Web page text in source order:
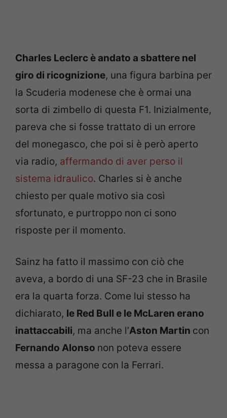
Charles Leclerc è andato a sbattere nel
giro di ricognizione, una figura barbina per
la Scuderia modenese che è ormai una
sorta di zimbello di questa F1. Inizialmente,
pareva che si fosse trattato di un errore
del monegasco, che poi si è però aperto
via radio, affermando di aver perso il
sistema idraulico. Charles si è anche
chiesto per quale motivo sia così
sfortunato, e purtroppo non ci sono
risposte per il momento.
Sainz ha fatto il massimo con ciò che
aveva, a bordo di una SF-23 che in Brasile
era la quarta forza. Come lui stesso ha
dichiarato, le Red Bull e le McLaren erano
inattaccabili, ma anche l’Aston Martin con
Fernando Alonso non poteva essere
messa a paragone con la Ferrari.